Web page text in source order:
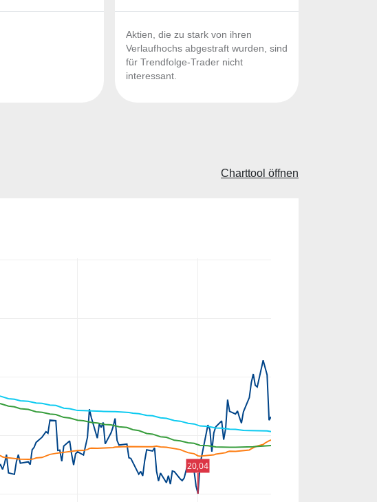
Aktien, die zu stark von ihren
Verlaufhochs abgestraft wurden, sind
für Trendfolge-Trader nicht
interessant.
Charttool öffnen
20,04